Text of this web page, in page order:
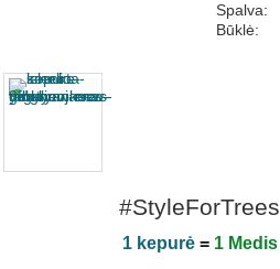
Spalva:
Būklė:
#StyleForTrees
1 kepurė= 1 Medis